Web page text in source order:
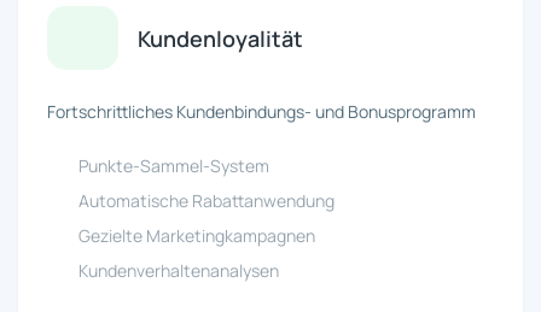
Kundenloyalität
Fortschrittliches Kundenbindungs- und Bonusprogramm
Punkte-Sammel-System
Automatische Rabattanwendung
Gezielte Marketingkampagnen
Kundenverhaltenanalysen